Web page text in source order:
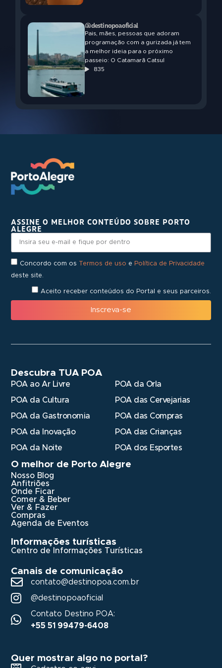
@destinopoaoficial
Pais, mães, pessoas que adoram
programação com a gurizada já tem
a melhor ideia para o próximo
passeio: O Catamarã Catsul
835
ASSINE O MELHOR CONTEÚDO SOBRE PORTO
ALEGRE
Concordo com os Termos de uso e Política de Privacidade
deste site.
Aceito receber conteúdos do Portal e seus parceiros.
Inscreva-se
Descubra TUA POA
POA ao Ar Livre
POA da Cultura
POA da Gastronomia
POA da Inovação
POA da Noite
POA da Orla
POA das Cervejarias
POA das Compras
POA das Crianças
POA dos Esportes
O melhor de Porto Alegre
Nosso Blog
Anfitriões
Onde Ficar
Comer & Beber
Ver & Fazer
Compras
Agenda de Eventos
Informações turísticas
Centro de Informações Turísticas
Canais de comunicação
contato@destinopoa.com.br
@destinopoaoficial
Contato Destino POA:
+55 51 99479-6408
Quer mostrar algo no portal?